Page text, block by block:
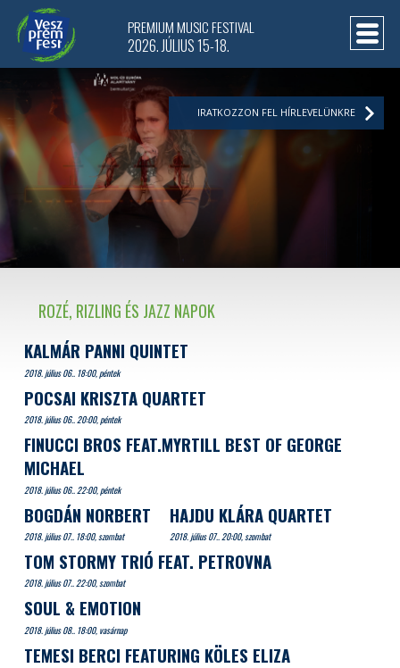
ROZÉ, RIZLING ÉS JAZZ NAPOK
KALMÁR PANNI QUINTET
2018. július 06.. 18:00, péntek
POCSAI KRISZTA QUARTET
2018. július 06.. 20:00, péntek
FINUCCI BROS FEAT.MYRTILL BEST OF GEORGE
MICHAEL
2018. július 06.. 22:00, péntek
BOGDÁN NORBERT
2018. július 07.. 18:00, szombat
HAJDU KLÁRA QUARTET
2018. július 07.. 20:00, szombat
TOM STORMY TRIÓ FEAT. PETROVNA
2018. július 07.. 22:00, szombat
SOUL & EMOTION
2018. július 08.. 18:00, vasárnap
TEMESI BERCI FEATURING KÖLES ELIZA
PREMIUM MUSIC FESTIVAL
2026. JÚLIUS 15-18.
IRATKOZZON FEL HÍRLEVELÜNKRE